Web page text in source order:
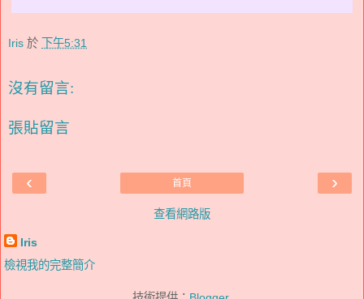
Iris 於 下午5:31
沒有留言:
張貼留言
‹ ›
首頁
查看網路版
Iris
檢視我的完整簡介